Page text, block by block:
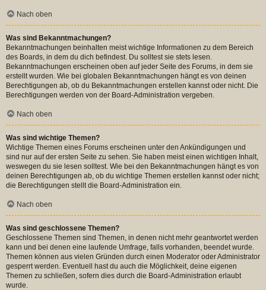
Nach oben
Was sind Bekanntmachungen?
Bekanntmachungen beinhalten meist wichtige Informationen zu dem Bereich
des Boards, in dem du dich befindest. Du solltest sie stets lesen.
Bekanntmachungen erscheinen oben auf jeder Seite des Forums, in dem sie
erstellt wurden. Wie bei globalen Bekanntmachungen hängt es von deinen
Berechtigungen ab, ob du Bekanntmachungen erstellen kannst oder nicht. Die
Berechtigungen werden von der Board-Administration vergeben.
Nach oben
Was sind wichtige Themen?
Wichtige Themen eines Forums erscheinen unter den Ankündigungen und
sind nur auf der ersten Seite zu sehen. Sie haben meist einen wichtigen Inhalt,
weswegen du sie lesen solltest. Wie bei den Bekanntmachungen hängt es von
deinen Berechtigungen ab, ob du wichtige Themen erstellen kannst oder nicht;
die Berechtigungen stellt die Board-Administration ein.
Nach oben
Was sind geschlossene Themen?
Geschlossene Themen sind Themen, in denen nicht mehr geantwortet werden
kann und bei denen eine laufende Umfrage, falls vorhanden, beendet wurde.
Themen können aus vielen Gründen durch einen Moderator oder Administrator
gesperrt werden. Eventuell hast du auch die Möglichkeit, deine eigenen
Themen zu schließen, sofern dies durch die Board-Administration erlaubt
wurde.